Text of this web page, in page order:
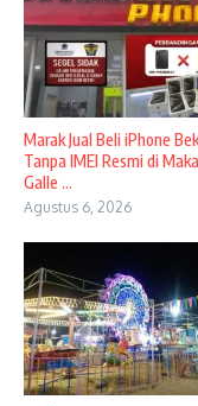
​Marak Jual Beli iPhone
Tanpa IMEI Resmi di
Galle ...
Agustus 6, 2026